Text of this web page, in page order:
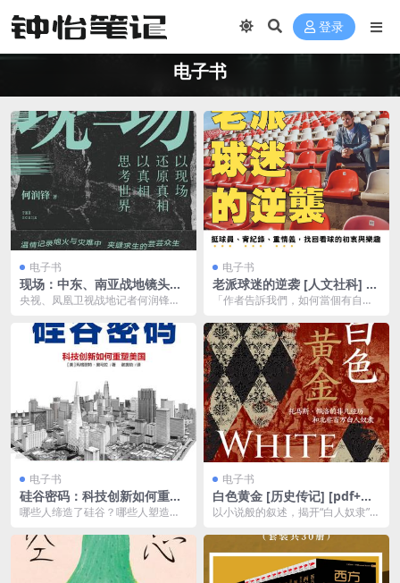
登录
电子书
电子书
现场：中东、南亚战地镜头之
外 [ 人文社科] [pdf+全格式]
央视、凤凰卫视战地记者何润锋，
也看世界。★错综复杂...
电子书
老派球迷的逆袭 [ 人文社科] [p
df+全格式]
「作者告訴我們，如何當個有自主
被牽著走。」――《思...
电子书
硅谷密码：科技创新如何重塑
美国 [ 历史传记] [pdf+全格式]
哪些人缔造了硅谷？哪些人塑造了
个真实的幕后故事。它...
电子书
白色黄金 [ 历史传记] [pdf+全
格式]
以小说般的叙述，揭开“白人奴隶”这
书作家贾尔斯·米...